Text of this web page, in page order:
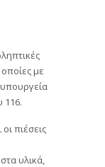
με
116.
πιέσεις
υλικά,